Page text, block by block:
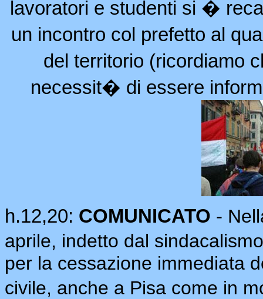
lavoratori e studenti si �
un incontro col prefetto al
del territorio (ricordiamo
necessit� di essere
h.12,20: COMUNICATO -
aprile, indetto dal
per la cessazione immediata
civile, anche a Pisa come in